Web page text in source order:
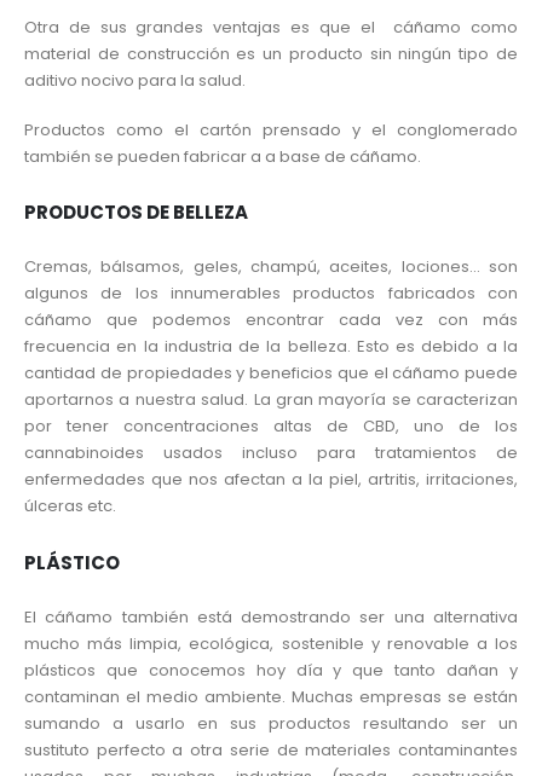
Otra de sus grandes ventajas es que el cáñamo como
material de construcción es un producto sin ningún tipo de
aditivo nocivo para la salud.
Productos como el cartón prensado y el conglomerado
también se pueden fabricar a a base de cáñamo.
PRODUCTOS DE BELLEZA
Cremas, bálsamos, geles, champú, aceites, lociones… son
algunos de los innumerables productos fabricados con
cáñamo que podemos encontrar cada vez con más
frecuencia en la industria de la belleza. Esto es debido a la
cantidad de propiedades y beneficios que el cáñamo puede
aportarnos a nuestra salud. La gran mayoría se caracterizan
por tener concentraciones altas de CBD, uno de los
cannabinoides usados incluso para tratamientos de
enfermedades que nos afectan a la piel, artritis, irritaciones,
úlceras etc.
PLÁSTICO
El cáñamo también está demostrando ser una alternativa
mucho más limpia, ecológica, sostenible y renovable a los
plásticos que conocemos hoy día y que tanto dañan y
contaminan el medio ambiente. Muchas empresas se están
sumando a usarlo en sus productos resultando ser un
sustituto perfecto a otra serie de materiales contaminantes